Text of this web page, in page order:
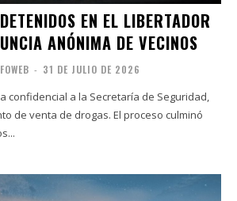
EN EL LIBERTADOR
ANÓNIMA DE VECINOS
- 31 DE JULIO DE 2026
confidencial a la Secretaría de Seguridad,
de venta de drogas. El proceso culminó